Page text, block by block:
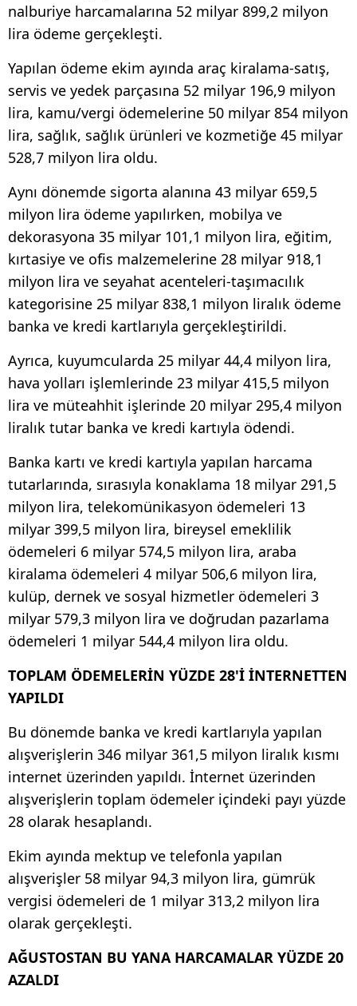
nalburiye harcamalarına 52 milyar 899,2 milyon
lira ödeme gerçekleşti.
Yapılan ödeme ekim ayında araç kiralama-satış,
servis ve yedek parçasına 52 milyar 196,9 milyon
lira, kamu/vergi ödemelerine 50 milyar 854 milyon
lira, sağlık, sağlık ürünleri ve kozmetiğe 45 milyar
528,7 milyon lira oldu.
Aynı dönemde sigorta alanına 43 milyar 659,5
milyon lira ödeme yapılırken, mobilya ve
dekorasyona 35 milyar 101,1 milyon lira, eğitim,
kırtasiye ve ofis malzemelerine 28 milyar 918,1
milyon lira ve seyahat acenteleri-taşımacılık
kategorisine 25 milyar 838,1 milyon liralık ödeme
banka ve kredi kartlarıyla gerçekleştirildi.
Ayrıca, kuyumcularda 25 milyar 44,4 milyon lira,
hava yolları işlemlerinde 23 milyar 415,5 milyon
lira ve müteahhit işlerinde 20 milyar 295,4 milyon
liralık tutar banka ve kredi kartıyla ödendi.
Banka kartı ve kredi kartıyla yapılan harcama
tutarlarında, sırasıyla konaklama 18 milyar 291,5
milyon lira, telekomünikasyon ödemeleri 13
milyar 399,5 milyon lira, bireysel emeklilik
ödemeleri 6 milyar 574,5 milyon lira, araba
kiralama ödemeleri 4 milyar 506,6 milyon lira,
kulüp, dernek ve sosyal hizmetler ödemeleri 3
milyar 579,3 milyon lira ve doğrudan pazarlama
ödemeleri 1 milyar 544,4 milyon lira oldu.
TOPLAM ÖDEMELERİN YÜZDE 28'İ İNTERNETTEN
YAPILDI
Bu dönemde banka ve kredi kartlarıyla yapılan
alışverişlerin 346 milyar 361,5 milyon liralık kısmı
internet üzerinden yapıldı. İnternet üzerinden
alışverişlerin toplam ödemeler içindeki payı yüzde
28 olarak hesaplandı.
Ekim ayında mektup ve telefonla yapılan
alışverişler 58 milyar 94,3 milyon lira, gümrük
vergisi ödemeleri de 1 milyar 313,2 milyon lira
olarak gerçekleşti.
AĞUSTOSTAN BU YANA HARCAMALAR YÜZDE 20
AZALDI